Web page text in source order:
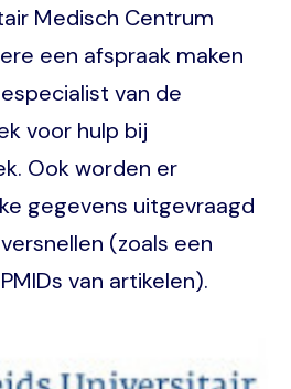
Medisch Centrum
een afspraak maken
van de
voor hulp bij
Ook worden er
gegevens uitgevraagd
(zoals een
van artikelen).